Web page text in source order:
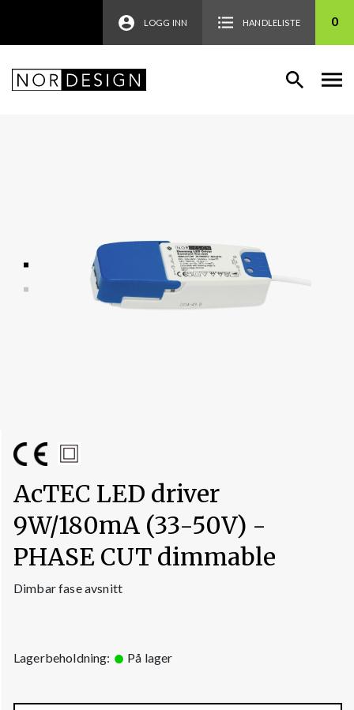
LOGG INN HANDLELISTE 0
AcTEC LED driver
9W/180mA (33-50V) -
PHASE CUT dimmable
Dimbar fase avsnitt
Lagerbeholdning: På lager